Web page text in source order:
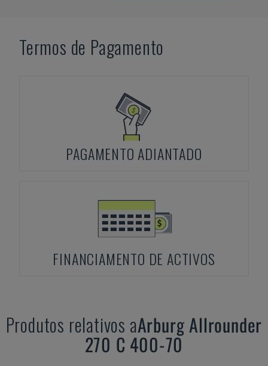
Termos de Pagamento
PAGAMENTO ADIANTADO
FINANCIAMENTO DE ACTIVOS
Produtos relativos aArburgAllrounder
270 C 400-70